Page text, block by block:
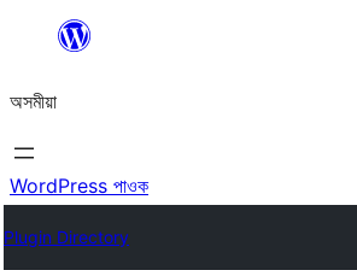
বিষয়বস্তুলৈ
যাওক
অসমীয়া
WordPress পাওক
Plugin Directory